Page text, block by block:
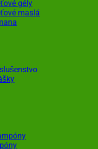
gély
maslá